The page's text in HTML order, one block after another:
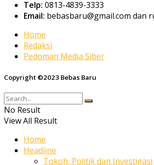
Telp: 0813-4839-3333
Email: bebasbaru@gmail.com dan
Home
Redaksi
Pedoman Media Siber
Copyright ©2023 Bebas Baru
No Result
View All Result
Home
Headline
Tokoh, Politik dan Investigasi